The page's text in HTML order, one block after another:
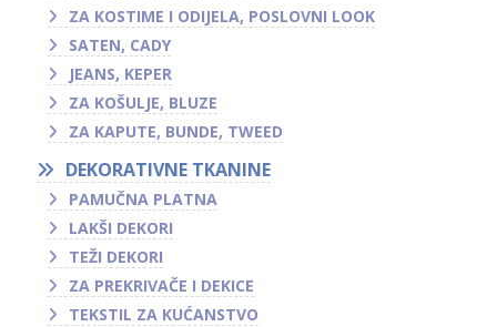
ZA KOSTIME I ODIJELA, POSLOVNI LOOK
SATEN, CADY
JEANS, KEPER
ZA KOŠULJE, BLUZE
ZA KAPUTE, BUNDE, TWEED
DEKORATIVNE TKANINE
PAMUČNA PLATNA
LAKŠI DEKORI
TEŽI DEKORI
ZA PREKRIVAČE I DEKICE
TEKSTIL ZA KUĆANSTVO